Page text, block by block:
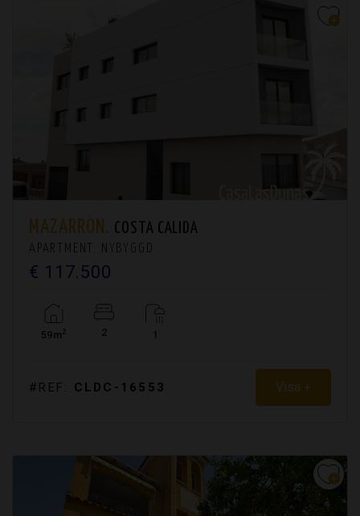
MAZARRÓN. COSTA CALIDA
APARTMENT. NYBYGGD
€ 117.500
59m2 2 1
#REF: CLDC-16553 Visa +